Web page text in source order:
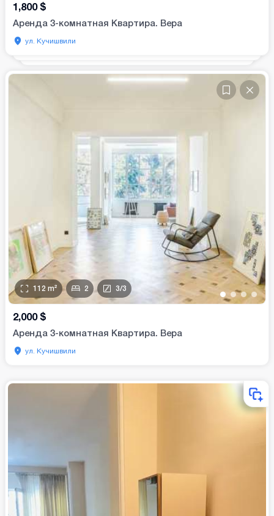
1,800 $
Аренда 3-комнатная Квартира. Вера
ул. Кучишвили
••••
112 m² 2 3/3
2,000 $
Аренда 3-комнатная Квартира. Вера
ул. Кучишвили